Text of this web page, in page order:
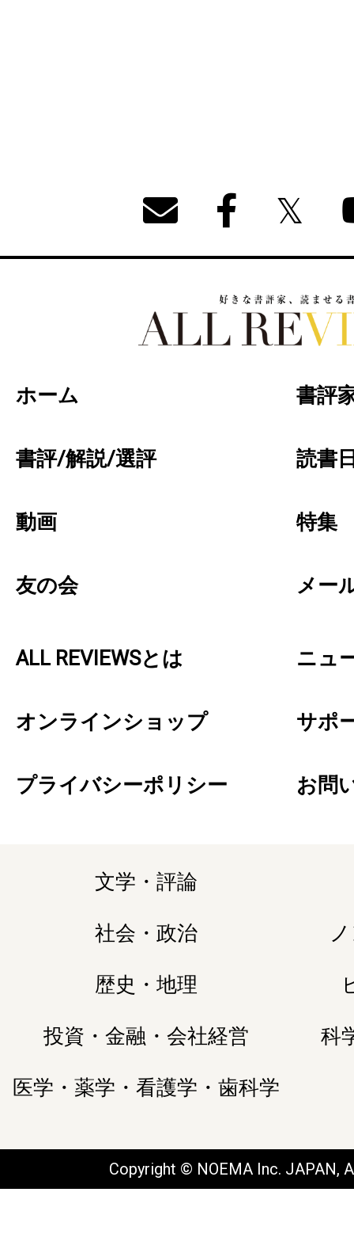
ホーム 書評
書評/解説/選評 読書
動画 特集
友の会 メー
ALL REVIEWSとは ニュ
オンラインショップ サポ
プライバシーポリシー お問
文学・評論
社会・政治
歴史・地理
投資・金融・会社経営 科
医学・薬学・看護学・歯科学
Copyright © NOEMA Inc. JAPAN,